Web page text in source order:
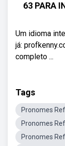
63 PARA
Um idioma
já:
completo ...
Tags
Pronomes
Pronomes
Pronomes